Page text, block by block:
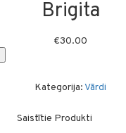
Brigita
€30.00
Kategorija:Vārdi
Saistītie Produkti